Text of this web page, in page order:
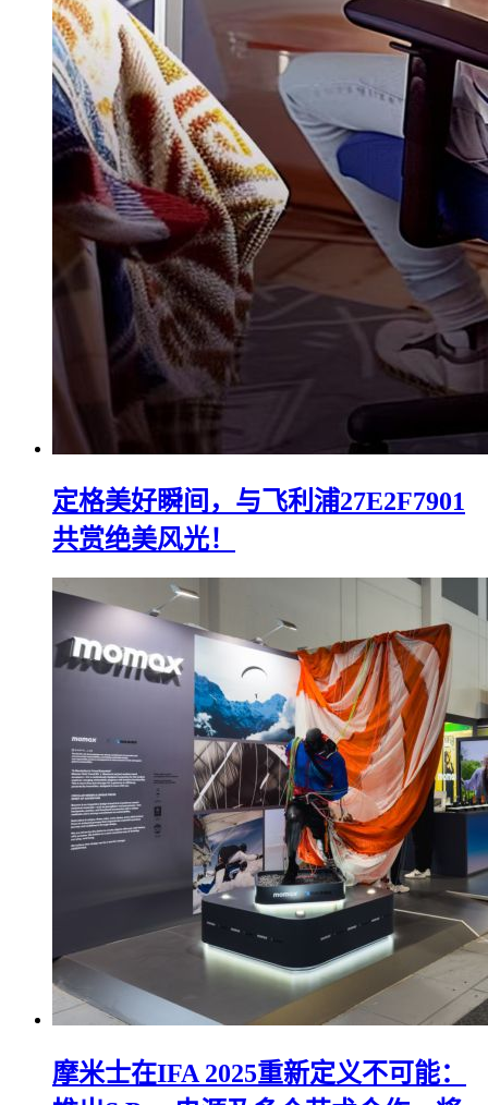
定格美好瞬间，与飞利浦27E2F7901
共赏绝美风光！
摩米士在IFA 2025重新定义不可能：